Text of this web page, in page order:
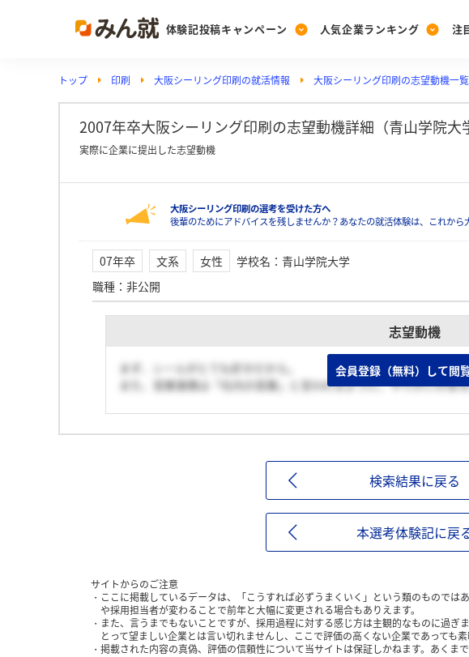
体験記投稿キャンペーン
Post
投稿する
[27卒
人気企業ランキング
Ranking
ランキングを見る
みん
Vote
投票する
注
PickUp
注目の企業特集
トップ 印刷 大阪シーリング印刷の就活情報 大阪シーリング印刷の志望動機一覧
2007年卒大阪シーリング印刷の志望動機詳細（青山学院大
実際に企業に提出した志望動機
大阪シーリング印刷の選考を受けた方へ
後輩のためにアドバイスを残しませんか？あなたの就活体験は、これか
07年卒 文系 女性 学校名 ： 青山学院大学
職種 ： 非公開
志望動機
まず、シールがとても好きだから。
また、営業事務は「社内の営業」と言われるように、やりがいがある
会員登録（無料）して閲
検索結果に戻る
本選考体験記に戻
サイトからのご注意
ここに掲載しているデータは、「こうすれば必ずうまくいく」という類のもので
や採用担当者が変わることで前年と大幅に変更される場合もありえます。
また、言うまでもないことですが、採用過程に対する感じ方は主観的なものに過ぎ
とって望ましい企業とは言い切れませんし、ここで評価の高くない企業であっても素
掲載された内容の真偽、評価の信頼性について当サイトは保証しかねます。あくま